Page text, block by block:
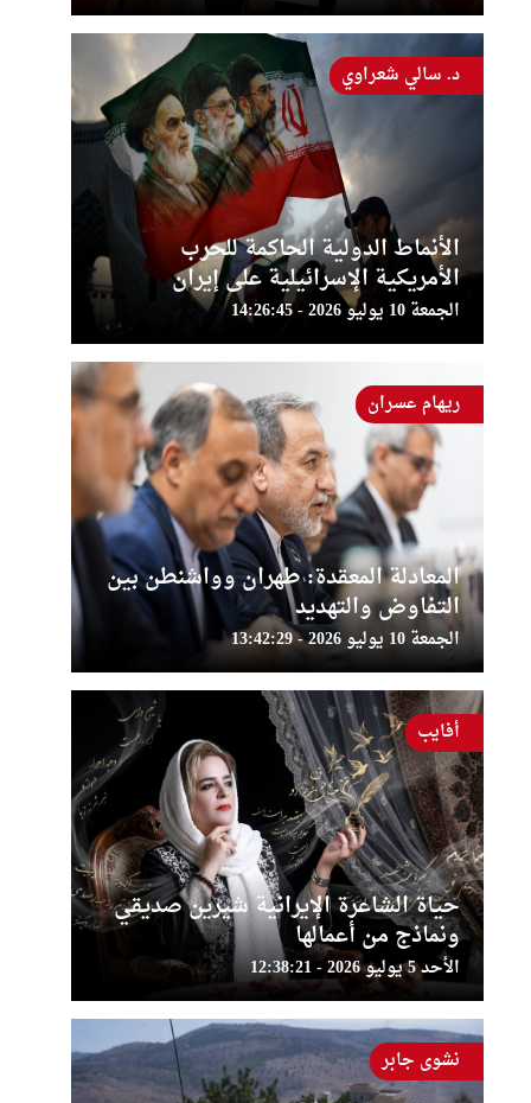
الأنماط الدولية الحاكمة للحرب
الأمريكية الإسرائيلية على إيران
الجمعة 10 يوليو 2026 - 14:26:45
د. سالي شعراوي
المعادلة المعقدة: طهران وواشنطن بين
التفاوض والتهديد
الجمعة 10 يوليو 2026 - 13:42:29
ريهام عسران
حياة الشاعرة الإيرانية شيرين صديقي
ونماذج من أعمالها
الأحد 5 يوليو 2026 - 12:38:21
أفايب
نشوى جابر